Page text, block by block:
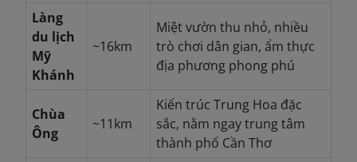
Làng
du lịch
Mỹ
Khánh
~16km
Miệt vườn thu nhỏ, nhiều
trò chơi dân gian, ẩm thực
địa phương phong phú
Chùa
Ông
~11km
Kiến trúc Trung Hoa đặc
sắc, nằm ngay trung tâm
thành phố Cần Thơ